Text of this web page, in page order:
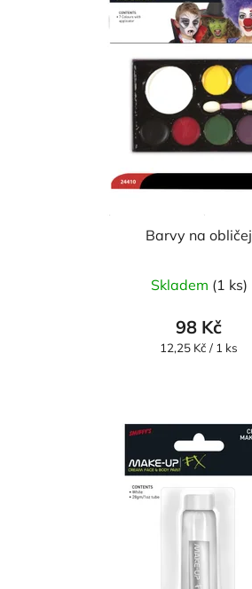
Barvy na obličej
Skladem (1 ks)
98 Kč
Měrná
12,25 Kč / 1 ks